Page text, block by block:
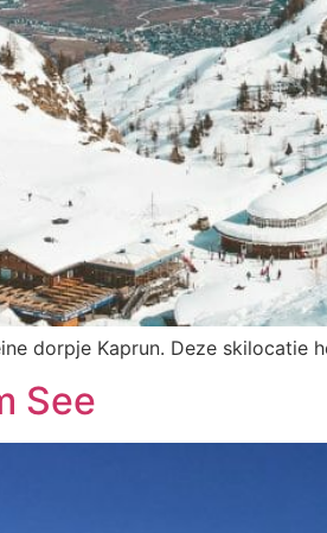
dorpje Kaprun. Deze skilocatie
See